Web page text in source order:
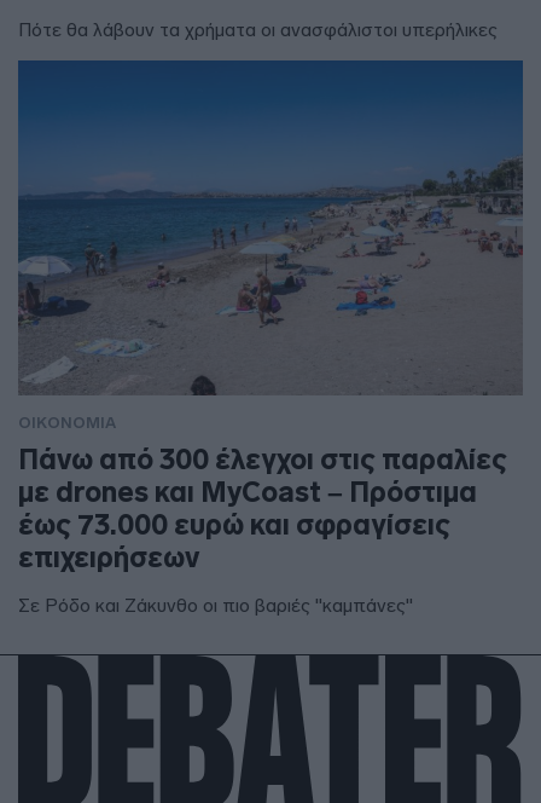
Πότε θα λάβουν τα χρήματα οι ανασφάλιστοι υπερήλικες
ΟΙΚΟΝΟΜΙΑ
Πάνω από 300 έλεγχοι στις παραλίες
με drones και MyCoast – Πρόστιμα
έως 73.000 ευρώ και σφραγίσεις
επιχειρήσεων
Σε Ρόδο και Ζάκυνθο οι πιο βαριές "καμπάνες"